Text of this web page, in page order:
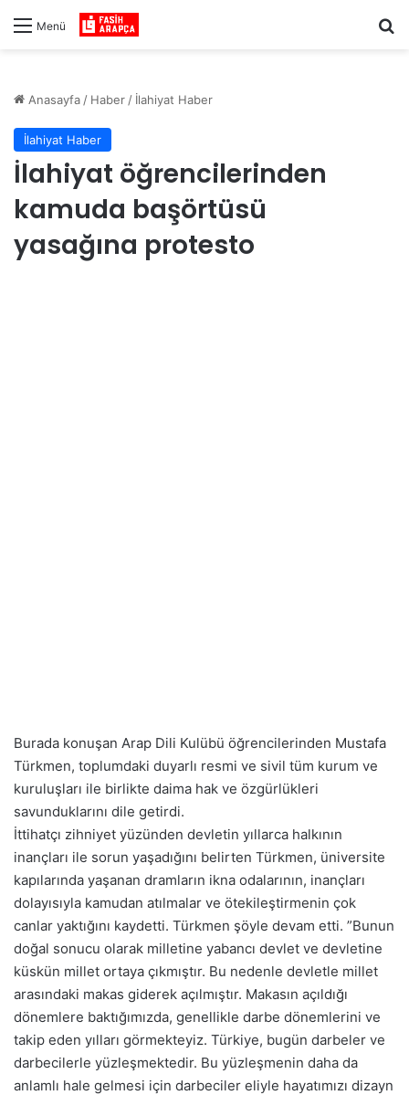
Menü
Anasayfa / Haber / İlahiyat Haber
İlahiyat Haber
İlahiyat öğrencilerinden
kamuda başörtüsü
yasağına protesto
Burada konuşan Arap Dili Kulübü öğrencilerinden Mustafa
Türkmen, toplumdaki duyarlı resmi ve sivil tüm kurum ve
kuruluşları ile birlikte daima hak ve özgürlükleri
savunduklarını dile getirdi.
İttihatçı zihniyet yüzünden devletin yıllarca halkının
inançları ile sorun yaşadığını belirten Türkmen, üniversite
kapılarında yaşanan dramların ikna odalarının, inançları
dolayısıyla kamudan atılmalar ve ötekileştirmenin çok
canlar yaktığını kaydetti. Türkmen şöyle devam etti. ”Bunun
doğal sonucu olarak milletine yabancı devlet ve devletine
küskün millet ortaya çıkmıştır. Bu nedenle devletle millet
arasındaki makas giderek açılmıştır. Makasın açıldığı
dönemlere baktığımızda, genellikle darbe dönemlerini ve
takip eden yılları görmekteyiz. Türkiye, bugün darbeler ve
darbecilerle yüzleşmektedir. Bu yüzleşmenin daha da
anlamlı hale gelmesi için darbeciler eliyle hayatımızı dizayn